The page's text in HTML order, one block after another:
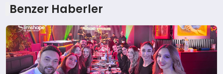
Benzer Haberler